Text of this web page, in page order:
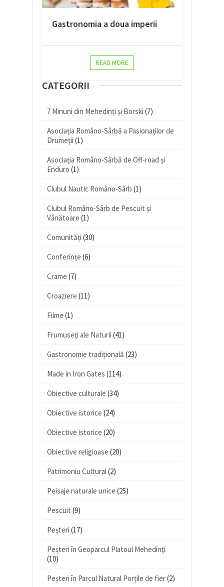
Gastronomia a doua imperii
READ MORE
CATEGORII
7 Minuni din Mehedinți și Borski (7)
Asociația Româno-Sârbă a Pasionaților de
Drumeții (1)
Asociația Româno-Sârbă de Off-road și
Enduro (1)
Clubul Nautic Româno-Sârb (1)
Clubul Româno-Sârb de Pescuit și
Vânătoare (1)
Comunități (30)
Conferințe (6)
Crame (7)
Croaziere (11)
Filme (1)
Frumuseți ale Naturii (41)
Gastronomie tradițională (23)
Made in Iron Gates (114)
Obiective culturale (34)
Obiective istorice (24)
Obiective istorice (20)
Obiective religioase (20)
Patrimoniu Cultural(2)
Peisaje naturale unice (25)
Pescuit (9)
Peșteri (17)
Peșteri în Geoparcul Platoul Mehedinţi
(10)
Peșteri în Parcul Natural Porțile de fier(2)